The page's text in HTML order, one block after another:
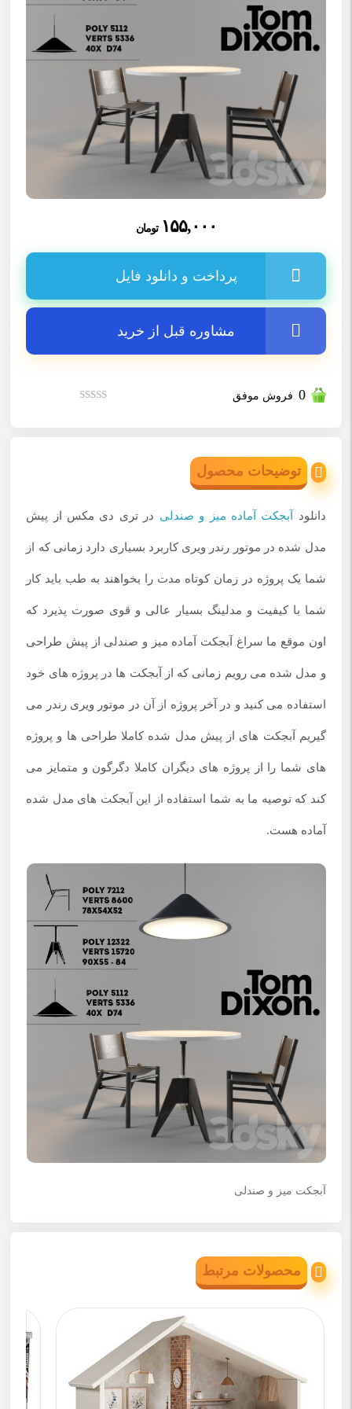
۱۵۵,۰۰۰ تومان
پرداخت و دانلود فایل
مشاوره قبل از خرید
0 فروش موفق
0
توضیحات محصول
دانلود آبجکت آماده میز و صندلی در تری دی مکس از پیش
مدل شده در موتور رندر ویری کاربرد بسیاری دارد زمانی که از
شما یک پروژه در زمان کوتاه مدت را بخواهند به طب باید کار
شما با کیفیت و مدلینگ بسیار عالی و قوی صورت پذیرد که
اون موقع ما سراغ آبجکت آماده میز و صندلی از پیش طراحی
و مدل شده می رویم زمانی که از آبجکت ها در پروژه های خود
استفاده می کنید و در آخر پروژه از آن در موتور ویری رندر می
گیریم آبجکت های از پیش مدل شده کاملا طراحی ها و پروژه
های شما را از پروژه های دیگران کاملا دگرگون و متمایز می
کند که توصیه ما به شما استفاده از این آبجکت های مدل شده
آماده هست.
آبجکت میز و صندلی
محصولات مرتبط